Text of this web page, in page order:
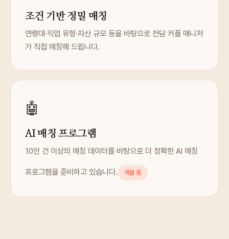
조건 기반 정밀 매칭
연령대·직업 유형·자산 규모 등을 바탕으로 전담 커플 매니저
가 직접 매칭해 드립니다.
🤖
AI 매칭 프로그램
10만 건 이상의 매칭 데이터를 바탕으로 더 정확한 AI 매칭
프로그램을 준비하고 있습니다. 개발 중